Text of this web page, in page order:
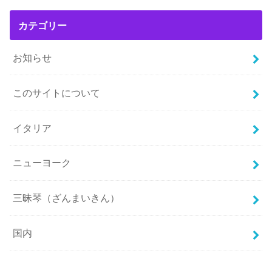
カテゴリー
お知らせ
このサイトについて
イタリア
ニューヨーク
三昧琴（ざんまいきん）
国内